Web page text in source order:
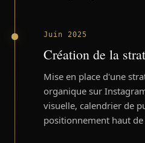
Juin 2025
Création de la
Mise en place d'une
organique sur
visuelle, calendrier de
positionnement haut